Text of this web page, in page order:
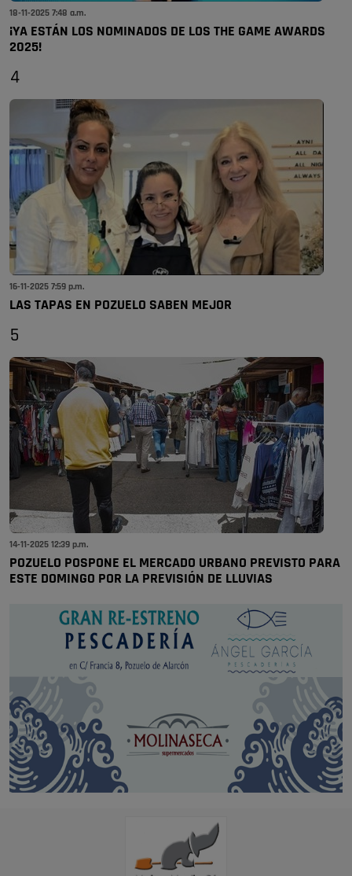
18-11-2025 7:48 a.m.
¡YA ESTÁN LOS NOMINADOS DE LOS THE GAME AWARDS
2025!
4
16-11-2025 7:59 p.m.
LAS TAPAS EN POZUELO SABEN MEJOR
5
14-11-2025 12:39 p.m.
POZUELO POSPONE EL MERCADO URBANO PREVISTO PARA
ESTE DOMINGO POR LA PREVISIÓN DE LLUVIAS